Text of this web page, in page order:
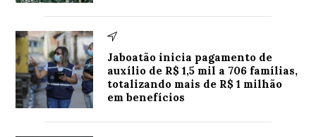
Jaboatão inicia pagamento de
auxílio de R$ 1,5 mil a 706 famílias,
totalizando mais de R$ 1 milhão
em benefícios